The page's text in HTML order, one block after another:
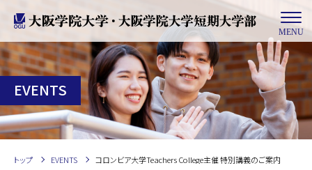
MENU
EVENTS
トップ EVENTS コロンビア大学Teachers College主催 特別講義のご案内